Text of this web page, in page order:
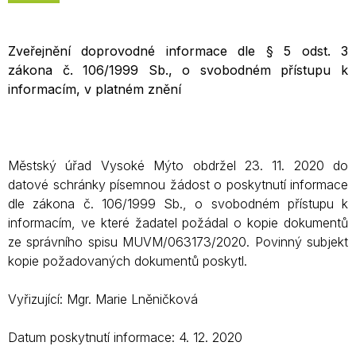
Zveřejnění doprovodné informace dle § 5 odst. 3
zákona č. 106/1999 Sb., o svobodném přístupu k
informacím, v platném znění
Městský úřad Vysoké Mýto obdržel 23. 11. 2020 do
datové schránky písemnou žádost o poskytnutí informace
dle zákona č. 106/1999 Sb., o svobodném přístupu k
informacím, ve které žadatel požádal o kopie dokumentů
ze správního spisu MUVM/063173/2020. Povinný subjekt
kopie požadovaných dokumentů poskytl.
Vyřizující: Mgr. Marie Lněničková
Datum poskytnutí informace: 4. 12. 2020